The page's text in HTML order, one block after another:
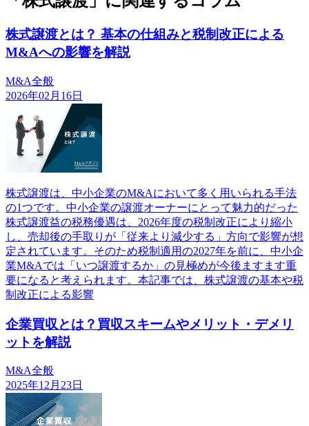
株式譲渡とは？ 基本の仕組みと税制改正による
M&Aへの影響を解説
M&A全般
2026年02月16日
株式譲渡は、中小企業のM&Aにおいて多く用いられる手法
の1つです。中小企業の譲渡オーナーにとって魅力的だった
株式譲渡益の税務優遇は、2026年度の税制改正により縮小
し、売却後の手取りが「従来より減少する」方向で影響が想
定されています。そのため税制適用の2027年を前に、中小企
業M&Aでは「いつ譲渡するか」の見極めが今後ますます重
要になると考えられます。本記事では、株式譲渡の基本や税
制改正による影響
企業買収とは？買収スキームやメリット・デメリ
ットを解説
M&A全般
2025年12月23日